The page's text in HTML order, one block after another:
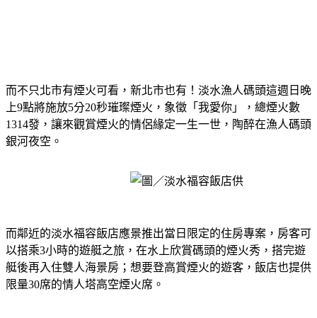
而不只北市有煙火可看，新北市也有！淡水漁人碼頭這週日晚
上9點將施放5分20秒璀璨煙火，象徵「我愛你」，總煙火數
1314發，讓來觀賞煙火的情侶緣定一生一世，陶醉在漁人碼頭
銀河夜空。
而鄰近的淡水福容飯店應景推出當日限定的住房專案，房客可
以搭乘3小時的遊艇之旅，在水上欣賞碼頭的煙火秀，搭完遊
艇後再入住雙人海景房；想要登高賞煙火的遊客，飯店也提供
限量30席的情人塔高空煙火席。